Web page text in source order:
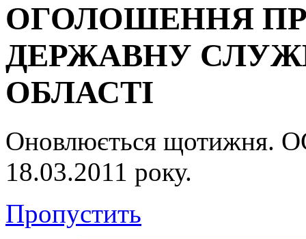
ОГОЛОШЕННЯ
ДЕРЖАВНУ
ОБЛАСТІ
Оновлюється
18.03.2011 року.
Пропустить